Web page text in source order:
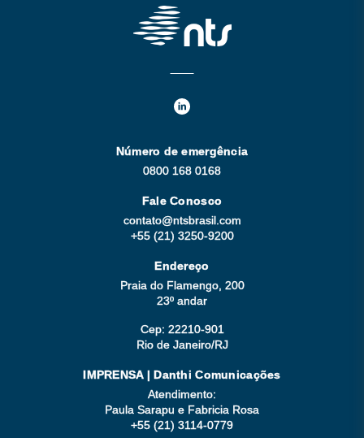
Número de emergência
0800 168 0168
Fale Conosco
contato@ntsbrasil.com
+55 (21) 3250-9200
Endereço
Praia do Flamengo, 200
23º andar
Cep: 22210-901
Rio de Janeiro/RJ
IMPRENSA | Danthi Comunicações
Atendimento:
Paula Sarapu e Fabricia Rosa
+55 (21) 3114-0779